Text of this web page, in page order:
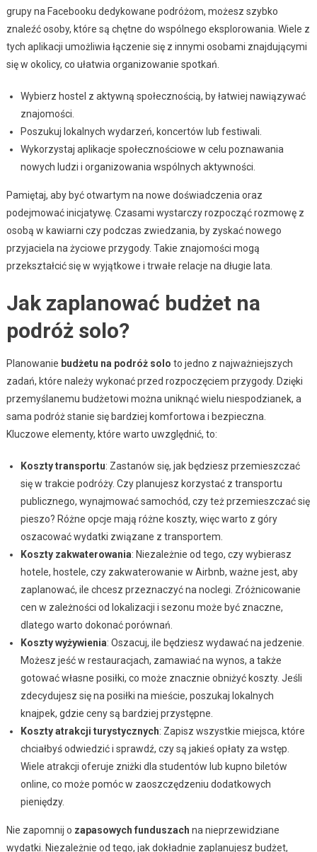
grupy na Facebooku dedykowane podróżom, możesz szybko
znaleźć osoby, które są chętne do wspólnego eksplorowania. Wiele z
tych aplikacji umożliwia łączenie się z innymi osobami znajdującymi
się w okolicy, co ułatwia organizowanie spotkań.
Wybierz hostel z aktywną społecznością, by łatwiej nawiązywać
znajomości.
Poszukuj lokalnych wydarzeń, koncertów lub festiwali.
Wykorzystaj aplikacje społecznościowe w celu poznawania
nowych ludzi i organizowania wspólnych aktywności.
Pamiętaj, aby być otwartym na nowe doświadczenia oraz
podejmować inicjatywę. Czasami wystarczy rozpocząć rozmowę z
osobą w kawiarni czy podczas zwiedzania, by zyskać nowego
przyjaciela na życiowe przygody. Takie znajomości mogą
przekształcić się w wyjątkowe i trwałe relacje na długie lata.
Jak zaplanować budżet na
podróż solo?
Planowanie budżetu na podróż solo to jedno z najważniejszych
zadań, które należy wykonać przed rozpoczęciem przygody. Dzięki
przemyślanemu budżetowi można uniknąć wielu niespodzianek, a
sama podróż stanie się bardziej komfortowa i bezpieczna.
Kluczowe elementy, które warto uwzględnić, to:
Koszty transportu: Zastanów się, jak będziesz przemieszczać
się w trakcie podróży. Czy planujesz korzystać z transportu
publicznego, wynajmować samochód, czy też przemieszczać się
pieszo? Różne opcje mają różne koszty, więc warto z góry
oszacować wydatki związane z transportem.
Koszty zakwaterowania: Niezależnie od tego, czy wybierasz
hotele, hostele, czy zakwaterowanie w Airbnb, ważne jest, aby
zaplanować, ile chcesz przeznaczyć na noclegi. Zróżnicowanie
cen w zależności od lokalizacji i sezonu może być znaczne,
dlatego warto dokonać porównań.
Koszty wyżywienia: Oszacuj, ile będziesz wydawać na jedzenie.
Możesz jeść w restauracjach, zamawiać na wynos, a także
gotować własne posiłki, co może znacznie obniżyć koszty. Jeśli
zdecydujesz się na posiłki na mieście, poszukaj lokalnych
knajpek, gdzie ceny są bardziej przystępne.
Koszty atrakcji turystycznych: Zapisz wszystkie miejsca, które
chciałbyś odwiedzić i sprawdź, czy są jakieś opłaty za wstęp.
Wiele atrakcji oferuje zniżki dla studentów lub kupno biletów
online, co może pomóc w zaoszczędzeniu dodatkowych
pieniędzy.
Nie zapomnij o zapasowych funduszach na nieprzewidziane
wydatki. Niezależnie od tego, jak dokładnie zaplanujesz budżet,